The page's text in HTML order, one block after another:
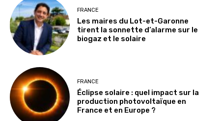
FRANCE
Les maires du Lot-et-Garonne
tirent la sonnette d’alarme sur le
biogaz et le solaire
FRANCE
Éclipse solaire : quel impact sur la
production photovoltaïque en
France et en Europe ?